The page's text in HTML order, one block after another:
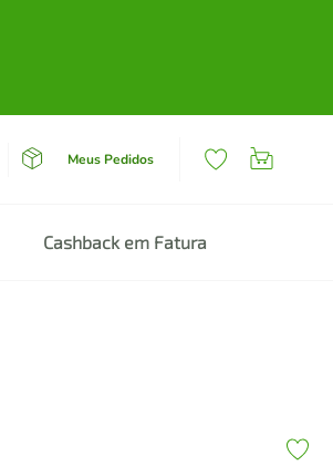
Meus Pedidos
Cashback em Fatura